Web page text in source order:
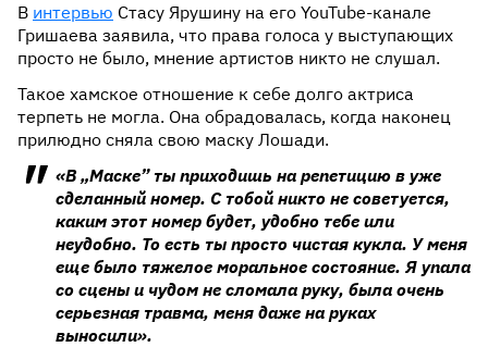
В интервью Стасу Ярушину на его YouTube-канале
Гришаева заявила, что права голоса у выступающих
просто не было, мнение артистов никто не слушал.
Такое хамское отношение к себе долго актриса
терпеть не могла. Она обрадовалась, когда наконец
прилюдно сняла свою маску Лошади.
«В „Маске” ты приходишь на репетицию в уже
сделанный номер. С тобой никто не советуется,
каким этот номер будет, удобно тебе или
неудобно. То есть ты просто чистая кукла. У меня
еще было тяжелое моральное состояние. Я упала
со сцены и чудом не сломала руку, была очень
серьезная травма, меня даже на руках
выносили».